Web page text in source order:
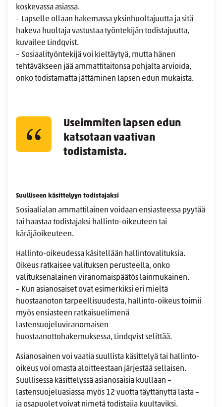
koskevassa asiassa.
– Lapselle ollaan hakemassa yksinhuoltajuutta ja sitä
hakeva huoltaja vastustaa työntekijän todistajuutta,
kuvailee Lindqvist.
– Sosiaalityöntekijä voi kieltäytyä, mutta hänen
tehtäväkseen jää ammattitaitonsa pohjalta arvioida,
onko todistamatta jättäminen lapsen edun mukaista.
Useimmiten lapsen edun
katsotaan vaativan
todistamista.
Suulliseen käsittelyyn todistajaksi
Sosiaalialan ammattilainen voidaan ensiasteessa pyytää
tai haastaa todistajaksi hallinto-oikeuteen tai
käräjäoikeuteen.
Hallinto-oikeudessa käsitellään hallintovalituksia.
Oikeus ratkaisee valituksen perusteella, onko
valituksenalainen viranomaispäätös lainmukainen.
– Kun asianosaiset ovat esimerkiksi eri mieltä
huostaanoton tarpeellisuudesta, hallinto-oikeus toimii
myös ensiasteen ratkaisuelimenä
lastensuojeluviranomaisen
huostaanottohakemuksessa, Lindqvist selittää.
Asianosainen voi vaatia suullista käsittelyä tai hallinto-
oikeus voi omasta aloitteestaan järjestää sellaisen.
Suullisessa käsittelyssä asianosaisia kuullaan –
lastensuojeluasiassa myös 12 vuotta täyttänyttä lasta –
ja osapuolet voivat nimetä todistajia kuultaviksi.